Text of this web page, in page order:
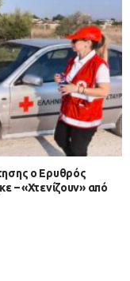
ο Ερυθρός
– «Χτενίζουν» από